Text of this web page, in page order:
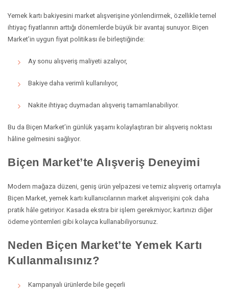
Yemek kartı bakiyesini market alışverişine yönlendirmek, özellikle temel
ihtiyaç fiyatlarının arttığı dönemlerde büyük bir avantaj sunuyor. Biçen
Market’in uygun fiyat politikası ile birleştiğinde:
Ay sonu alışveriş maliyeti azalıyor,
Bakiye daha verimli kullanılıyor,
Nakite ihtiyaç duymadan alışveriş tamamlanabiliyor.
Bu da Biçen Market’in günlük yaşamı kolaylaştıran bir alışveriş noktası
hâline gelmesini sağlıyor.
Biçen Market’te Alışveriş Deneyimi
Modern mağaza düzeni, geniş ürün yelpazesi ve temiz alışveriş ortamıyla
Biçen Market, yemek kartı kullanıcılarının market alışverişini çok daha
pratik hâle getiriyor. Kasada ekstra bir işlem gerekmiyor; kartınızı diğer
ödeme yöntemleri gibi kolayca kullanabiliyorsunuz.
Neden Biçen Market’te Yemek Kartı
Kullanmalısınız?
Kampanyalı ürünlerde bile geçerli